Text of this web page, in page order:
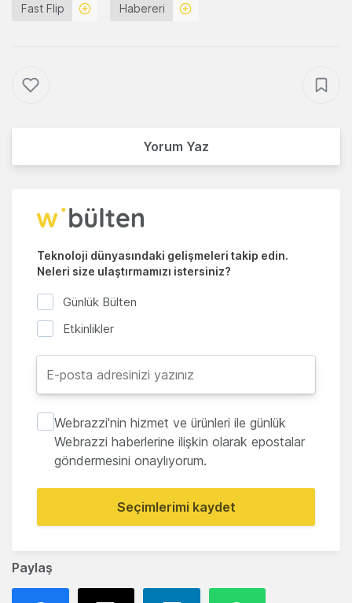
Paylaş
Fast Flip Habereri
Yorum Yaz
Teknoloji dünyasındaki gelişmeleri takip edin.
Neleri size ulaştırmamızı istersiniz?
Günlük Bülten
Etkinlikler
Webrazzi'nin hizmet ve ürünleri ile günlük
Webrazzi haberlerine ilişkin olarak epostalar
göndermesini onaylıyorum.
Seçimlerimi kaydet